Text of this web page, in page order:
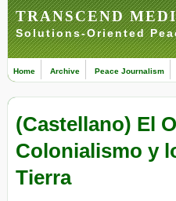
TRANSCEND
Solutions-Oriented
Home Archive Peace Journalism
(Castellano) El
Colonialismo y
Tierra